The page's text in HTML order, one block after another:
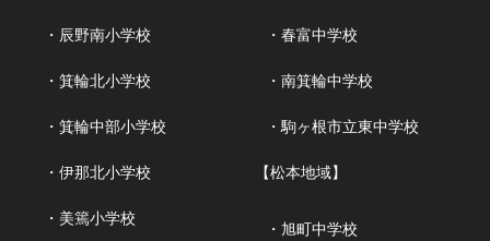
・辰野南小学校
・箕輪北小学校
・箕輪中部小学校
・伊那北小学校
・美篶小学校
・春富中学校
・南箕輪中学校
・駒ヶ根市立東中学校
【松本地域】
・旭町中学校